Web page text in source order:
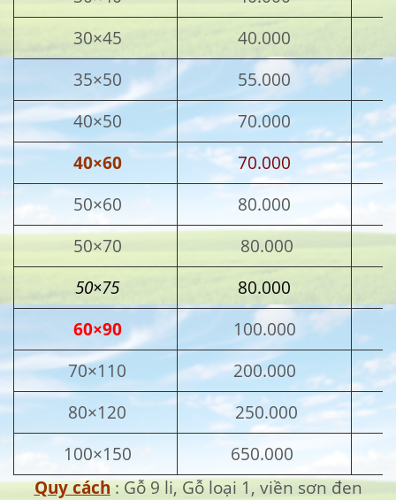
30×45
40.000
35×50
55.000
40×50
70.000
40×60
70.000
50×60
80.000
50×70
80.000
50×75
80.000
60×90
100.000
70×110
200.000
80×120
250.000
100×150
650.000
Quy cách: Gỗ 9 li, Gỗ loại 1, viền sơn đen